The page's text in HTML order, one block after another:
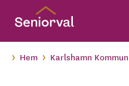
Hem Karlshamn Kommun